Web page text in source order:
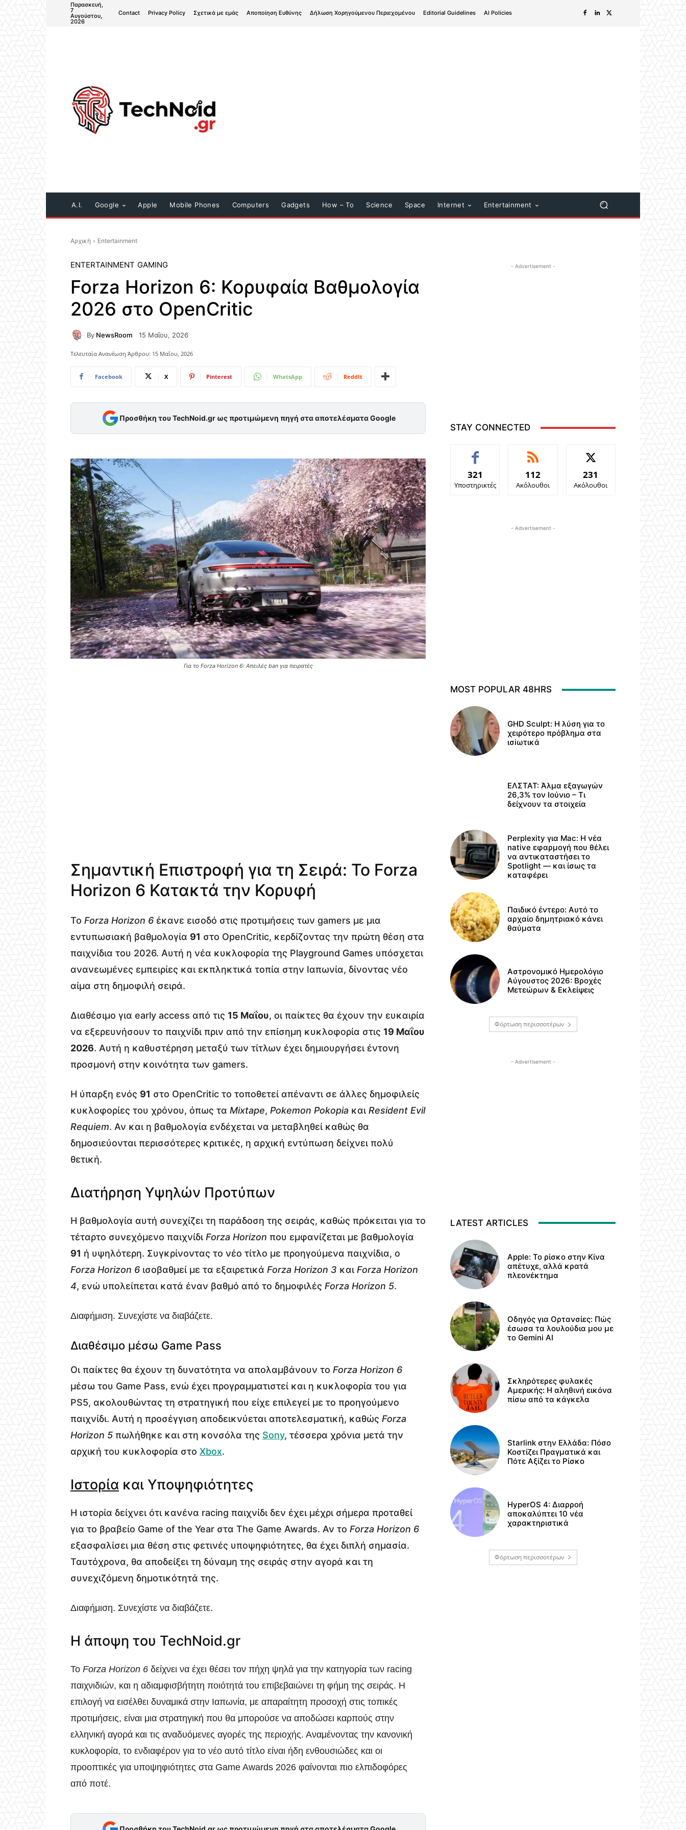
Παρασκευή,
7
Αυγούστου,
2026
Contact Privacy Policy Σχετικά με εμάς Αποποίηση Ευθύνης Δήλωση Χορηγούμενου Περιεχομένου Editorial Guidelines AI Policies
A.I. Google Apple Mobile Phones Computers Gadgets How – To Science Space Internet Entertainment
Αρχική Entertainment
ENTERTAINMENT GAMING
Forza Horizon 6: Κορυφαία Βαθμολογία
2026 στο OpenCritic
By NewsRoom 15 Μαΐου, 2026
Τελευταία Ανανέωση Άρθρου: 15 Μαΐου, 2026
Facebook X Pinterest WhatsApp ReddIt
Προσθήκη του TechNoid.gr ως προτιμώμενη πηγή στα αποτελέσματα Google
Για το Forza Horizon 6: Απειλές ban για πειρατές
Σημαντική Επιστροφή για τη Σειρά: Το Forza
Horizon 6 Κατακτά την Κορυφή
Το Forza Horizon 6 έκανε εισοδό στις προτιμήσεις των gamers με μια
εντυπωσιακή βαθμολογία 91 στο OpenCritic, κερδίζοντας την πρώτη θέση στα
παιχνίδια του 2026. Αυτή η νέα κυκλοφορία της Playground Games υπόσχεται
ανανεωμένες εμπειρίες και εκπληκτικά τοπία στην Ιαπωνία, δίνοντας νέο
αίμα στη δημοφιλή σειρά.
Διαθέσιμο για early access από τις 15 Μαΐου, οι παίκτες θα έχουν την ευκαιρία
να εξερευνήσουν το παιχνίδι πριν από την επίσημη κυκλοφορία στις 19 Μαΐου
2026. Αυτή η καθυστέρηση μεταξύ των τίτλων έχει δημιουργήσει έντονη
προσμονή στην κοινότητα των gamers.
Η ύπαρξη ενός 91 στο OpenCritic το τοποθετεί απέναντι σε άλλες δημοφιλείς
κυκλοφορίες του χρόνου, όπως τα Mixtape, Pokemon Pokopia και Resident Evil
Requiem. Αν και η βαθμολογία ενδέχεται να μεταβληθεί καθώς θα
δημοσιεύονται περισσότερες κριτικές, η αρχική εντύπωση δείχνει πολύ
θετική.
Διατήρηση Υψηλών Προτύπων
Η βαθμολογία αυτή συνεχίζει τη παράδοση της σειράς, καθώς πρόκειται για το
τέταρτο συνεχόμενο παιχνίδι Forza Horizon που εμφανίζεται με βαθμολογία
91 ή υψηλότερη. Συγκρίνοντας το νέο τίτλο με προηγούμενα παιχνίδια, ο
Forza Horizon 6 ισοβαθμεί με τα εξαιρετικά Forza Horizon 3 και Forza Horizon
4, ενώ υπολείπεται κατά έναν βαθμό από το δημοφιλές Forza Horizon 5.
Διαφήμιση. Συνεχίστε να διαβάζετε.
Διαθέσιμο μέσω Game Pass
Οι παίκτες θα έχουν τη δυνατότητα να απολαμβάνουν το Forza Horizon 6
μέσω του Game Pass, ενώ έχει προγραμματιστεί και η κυκλοφορία του για
PS5, ακολουθώντας τη στρατηγική που είχε επιλεγεί με το προηγούμενο
παιχνίδι. Αυτή η προσέγγιση αποδεικνύεται αποτελεσματική, καθώς Forza
Horizon 5 πωλήθηκε και στη κονσόλα της Sony, τέσσερα χρόνια μετά την
αρχική του κυκλοφορία στο Xbox.
Ιστορία και Υποψηφιότητες
Η ιστορία δείχνει ότι κανένα racing παιχνίδι δεν έχει μέχρι σήμερα προταθεί
για το βραβείο Game of the Year στα The Game Awards. Αν το Forza Horizon 6
εξασφαλίσει μια θέση στις φετινές υποψηφιότητες, θα έχει διπλή σημασία.
Ταυτόχρονα, θα αποδείξει τη δύναμη της σειράς στην αγορά και τη
συνεχιζόμενη δημοτικότητά της.
Διαφήμιση. Συνεχίστε να διαβάζετε.
Η άποψη του TechNoid.gr
Το Forza Horizon 6 δείχνει να έχει θέσει τον πήχη ψηλά για την κατηγορία των racing
παιχνιδιών, και η αδιαμφισβήτητη ποιότητά του επιβεβαιώνει τη φήμη της σειράς. Η
επιλογή να εισέλθει δυναμικά στην Ιαπωνία, με απαραίτητη προσοχή στις τοπικές
προτιμήσεις, είναι μια στρατηγική που θα μπορούσε να αποδώσει καρπούς στην
ελληνική αγορά και τις αναδυόμενες αγορές της περιοχής. Αναμένοντας την κανονική
κυκλοφορία, το ενδιαφέρον για το νέο αυτό τίτλο είναι ήδη ενθουσιώδες και οι
προοπτικές για υποψηφιότητες στα Game Awards 2026 φαίνονται πιο ελπιδοφόρες
από ποτέ.
- Advertisement -
STAY CONNECTED
321
Υποστηρικτές
112
Ακόλουθοι
231
Ακόλουθοι
- Advertisement -
MOST POPULAR 48HRS
GHD Sculpt: Η λύση για το
χειρότερο πρόβλημα στα
ισiωτικά
ΕΛΣΤΑΤ: Άλμα εξαγωγών
26,3% τον Ιούνιο – Τι
δείχνουν τα στοιχεία
Perplexity για Mac: Η νέα
native εφαρμογή που θέλει
να αντικαταστήσει το
Spotlight — και ίσως τα
καταφέρει
Παιδικό έντερο: Αυτό το
αρχαίο δημητριακό κάνει
θαύματα
Αστρονομικό Ημερολόγιο
Αύγουστος 2026: Βροχές
Μετεώρων & Εκλείψεις
Φόρτωση περισσοτέρων
- Advertisement -
LATEST ARTICLES
Apple: Το ρίσκο στην Κίνα
απέτυχε, αλλά κρατά
πλεονέκτημα
Οδηγός για Ορτανσίες: Πώς
έσωσα τα λουλούδια μου με
το Gemini AI
Σκληρότερες φυλακές
Αμερικής: Η αληθινή εικόνα
πίσω από τα κάγκελα
Starlink στην Ελλάδα: Πόσο
Κοστίζει Πραγματικά και
Πότε Αξίζει το Ρίσκο
HyperOS 4: Διαρροή
αποκαλύπτει 10 νέα
χαρακτηριστικά
Φόρτωση περισσοτέρων